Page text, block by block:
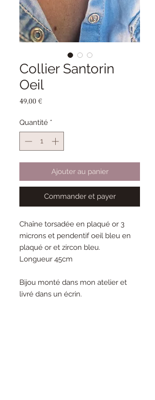
Collier Santorin
Oeil
49,00 €Prix
Quantité *
Ajouter au panier
Commander et payer
Chaîne torsadée en plaqué or 3
microns et pendentif oeil bleu en
plaqué or et zircon bleu.
Longueur 45cm
Bijou monté dans mon atelier et
livré dans un écrin.